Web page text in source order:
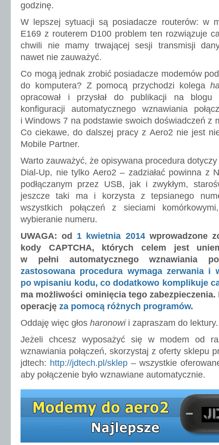
godzinę.
W lepszej sytuacji są posiadacze routerów: w
E169 z routerem D100 problem ten rozwiązuje
chwili nie mamy trwającej sesji transmisji
nawet nie zauważyć.
Co mogą jednak zrobić posiadacze modemów
do komputera? Z pomocą przychodzi kolega
opracował i przysłał do publikacji na blogu
konfiguracji automatycznego wznawiania
i Windows 7 na podstawie swoich doświadczeń z
Co ciekawe, do dalszej pracy z Aero2 nie jest
Mobile Partner.
Warto zauważyć, że opisywana procedura
Dial-Up, nie tylko Aero2 – zadziałać powinna z
podłączanym przez USB, jak i zwykłym,
jeszcze taki ma i korzysta z tepsianego
wszystkich połączeń z sieciami
wybieranie numeru.
UWAGA: od 1 kwietnia 2014wprowadzone
kody CAPTCHA, których celem jest
w pełni automatycznego wznawiania
zastosowana procedura wymaga zerwania i
po wpisaniu kodu, co dodatkowo komplikuje
ma możliwości ominięcia tego zabezpieczenia.
operację za pomocą różnych programów.
Oddaję więc głos haronowii zapraszam do lektury.
Jeżeli chcesz wyposażyć się w modem od
wznawiania połączeń, skorzystaj z oferty sklepu
jdtech: http://jdtech.pl/sklep– wszystkie
aby połączenie było wznawiane automatycznie.